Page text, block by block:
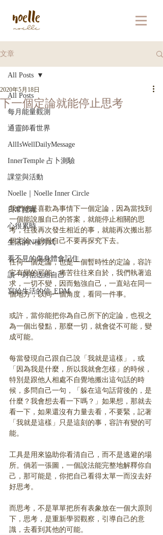
文章
All Posts
每月能量觀測
通靈師看世界
AllIsWellDailyMessage
InnerTemple 占卜測驗
課堂與活動
Noelle｜Noelle Inner Circle
日常拉雜
心很累時
生活的N種方式
看不見的傷身體會記住
讀一封信送給自己
寫給生活的信_EDM
All Posts
下一個定論就能停止思考
2020年5月18日
我們總是喜歡為事情下一個定論，因為當找到
一個能說服自己的答案，就能停止相關的思
考，往後再次發生相近的事，就能再次搬出那
個定論，說服自己不要再探究下去。
任何一個定論，也是一個暫時性的定論，容許
它有變的可能。痛苦往往來自於，我們執著追
求，一切不變，因而勉強自己，一直站在同一
個地方，以同一個角度，看同一件事。
或許，當你能把你為自己所下的定論，也視之
為一個出發點，那麼一切，就會從不可能，變
成可能。
每當發現自己跟自己說「我就是這樣」，或
「因為我是什麼，所以我就會怎樣」的時候，
特別是跟他人相處不自覺地搬出這句話的時
候，多問自己一句，「躲在這句話背後的，是
什麼？我會想去看一下嗎？」如果想，那就去
看一下，如果還沒有力量去看，不要緊，記著
「我就是這樣」只是這刻的事，容許有變的可
能。
工具是用來協助你看清自己，而不是逃避的場
所。倘若一張圖，一個說法能完整地解釋你自
己，那可能是，你把自己看得太單一而沒去好
好思考。
而思考，不是單單把所有表象放在一個大原則
下，思考，是重新學習觀察，引導自己的意
識，去看到其他的可能。